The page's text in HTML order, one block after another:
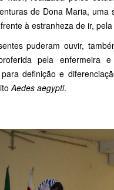
de Dona Maria,
à estranheza de ir,
puderam ouvir,
pela enfermeira
definição e
Aedes aegypti.